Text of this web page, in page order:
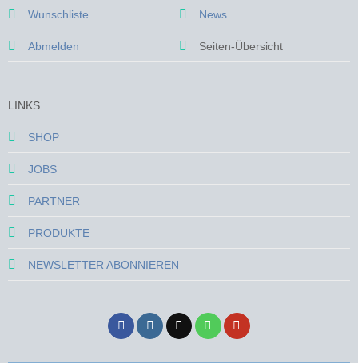
Wunschliste
Abmelden
News
Seiten-Übersicht
LINKS
SHOP
JOBS
PARTNER
PRODUKTE
NEWSLETTER ABONNIEREN